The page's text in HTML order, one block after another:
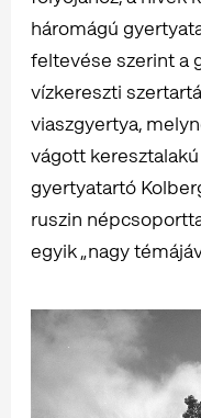
háromágú
feltevése szerint a
vízkereszti
viaszgyertya,
vágott
gyertyatartó
ruszin
egyik „nagy